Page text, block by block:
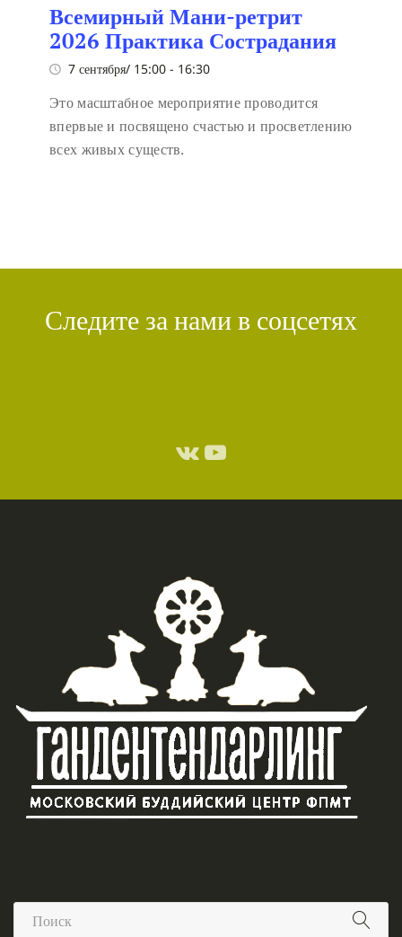
Всемирный Мани-ретрит
2026 Практика Сострадания
7 сентября/ 15:00 - 16:30
Это масштабное мероприятие проводится
впервые и посвящено счастью и просветлению
всех живых существ.
Следите за нами в соцсетях